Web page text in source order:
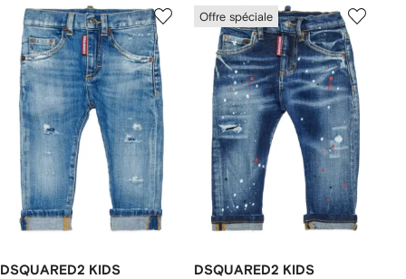
DSQUARED2 KIDS
Offre spéciale
DSQUARED2 KIDS